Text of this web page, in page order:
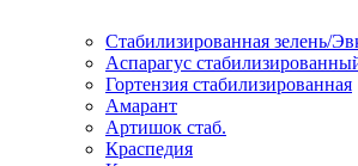
Стабилизированная зелень/
Аспарагус
Гортензия стабилизированная
Амарант
Артишок стаб.
Краспедия